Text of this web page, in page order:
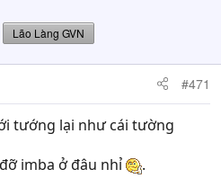
Lão Làng GVN
#471
tướng lại như cái tường
imba ở đâu nhỉ
.